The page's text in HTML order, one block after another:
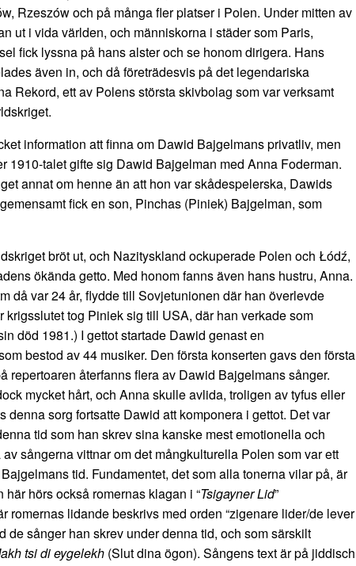
Rzeszów och på många fler platser i Polen. Under mitten av
ut i vida världen, och människorna i städer som Paris,
fick lyssna på hans alster och se honom dirigera. Hans
även in, och då företrädesvis på det legendariska
Rekord, ett av Polens största skivbolag som var verksamt
information att finna om Dawid Bajgelmans privatliv, men
1910-talet gifte sig Dawid Bajgelman med Anna Foderman.
annat om henne än att hon var skådespelerska, Dawids
fick en son, Pinchas (Piniek) Bajgelman, som
bröt ut, och Nazityskland ockuperade Polen och Łódź,
ökända getto. Med honom fanns även hans hustru, Anna.
då var 24 år, flydde till Sovjetunionen där han överlevde
krigsslutet tog Piniek sig till USA, där han verkade som
död 1981.) I gettot startade Dawid genast en
bestod av 44 musiker. Den första konserten gavs den första
repertoaren återfanns flera av Dawid Bajgelmans sånger.
mycket hårt, och Anna skulle avlida, troligen av tyfus eller
denna sorg fortsatte Dawid att komponera i gettot. Det var
tid som han skrev sina kanske mest emotionella och
sångerna vittnar om det mångkulturella Polen som var ett
tid. Fundamentet, det som alla tonerna vilar på, är
här hörs också romernas klagan i “Tsigayner Lid”
romernas lidande beskrivs med orden “zigenare lider/de lever
de sånger han skrev under denna tid, och som särskilt
tsi di eygelekh (Slut dina ögon). Sångens text är på jiddisch